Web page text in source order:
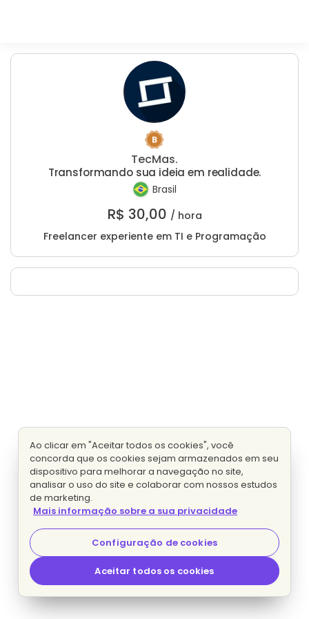
TecMas.
Transformando sua ideia em realidade.
Brasil
R$ 30,00 / hora
Freelancer experiente em TI e Programação
Ao clicar em "Aceitar todos os cookies", você
concorda que os cookies sejam armazenados em seu
dispositivo para melhorar a navegação no site,
analisar o uso do site e colaborar com nossos estudos
de marketing.
Mais informação sobre a sua privacidade
Configuração de cookies
Aceitar todos os cookies